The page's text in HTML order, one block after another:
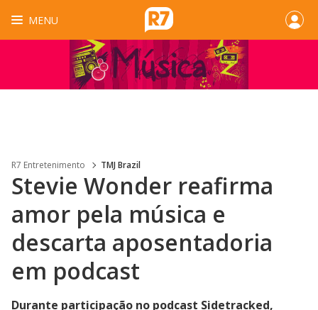
MENU
R7 Entretenimento TMJ Brazil
Stevie Wonder reafirma
amor pela música e
descarta aposentadoria
em podcast
Durante participação no podcast Sidetracked,